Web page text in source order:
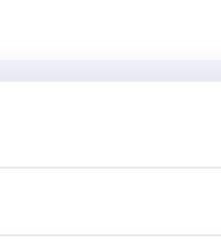
IK
begeleid ik je